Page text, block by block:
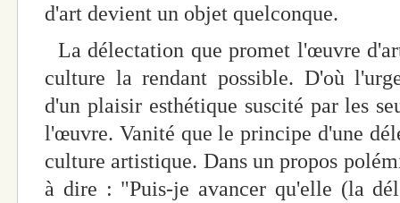
d'art devient un objet quelconque.
La délectation que promet l'œuvre
culture la rendant possible. D'où
d'un plaisir esthétique suscité par les
l'œuvre. Vanité que le principe d'une
culture artistique. Dans un propos
à dire : "Puis-je avancer qu'elle (la